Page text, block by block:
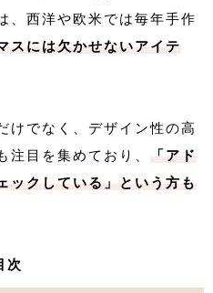
、西洋や欧米では毎年手作
スには欠かせないアイテ
けでなく、デザイン性の高
注目を集めており、
「アド
ックしている」という方も
次